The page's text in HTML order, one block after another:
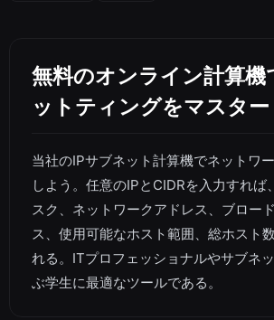
無料のオンライン計算機
ットティングをマスター
当社のIPサブネット計算機でネットワ
しよう。任意のIPとCIDRを入力すれば
スク、ネットワークアドレス、ブロー
ス、使用可能なホスト範囲、総ホスト
れる。ITプロフェッショナルやサブネ
ぶ学生に最適なツールである。